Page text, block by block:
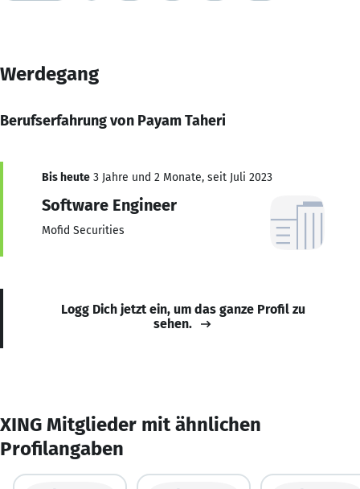
Werdegang
Berufserfahrung von Payam Taheri
Bis heute 3 Jahre und 2 Monate, seit Juli 2023
Software Engineer
Mofid Securities
Logg Dich jetzt ein, um das ganze Profil zu
sehen.
XING Mitglieder mit ähnlichen
Profilangaben